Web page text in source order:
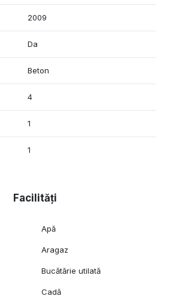
2009
Da
Beton
4
1
1
Facilități
Apă
Aragaz
Bucătărie utilată
Cadă